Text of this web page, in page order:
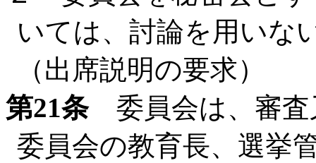
いては、討論を用いな
（出席説明の要求）
第21条委員会は、審査
委員会の教育長、選挙